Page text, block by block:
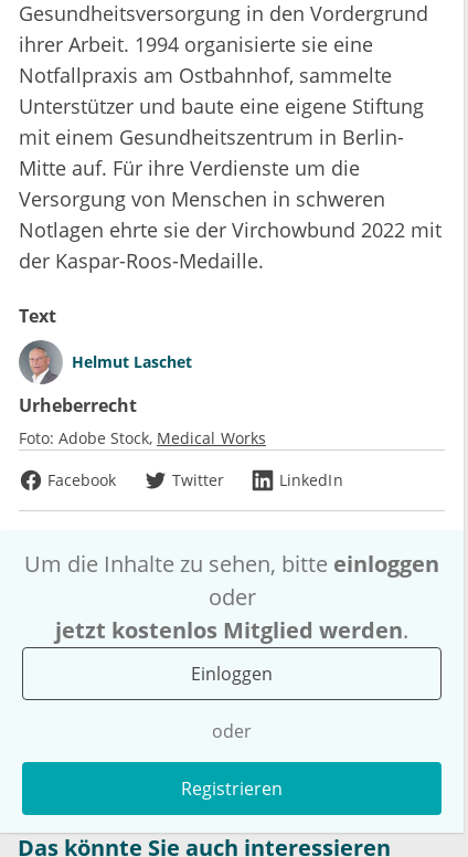
Gesundheitsversorgung in den Vordergrund
ihrer Arbeit. 1994 organisierte sie eine
Notfallpraxis am Ostbahnhof, sammelte
Unterstützer und baute eine eigene Stiftung
mit einem Gesundheitszentrum in Berlin-
Mitte auf. Für ihre Verdienste um die
Versorgung von Menschen in schweren
Notlagen ehrte sie der Virchowbund 2022 mit
der Kaspar-Roos-Medaille.
Text
Helmut Laschet
Urheberrecht
Foto: Adobe Stock Medical Works
Facebook
Twitter LinkedIn
Um die Inhalte zu sehen, bitte einloggen
oder
jetzt kostenlos Mitglied werden.
Einloggen
oder
Registrieren
Das könnte Sie auch interessieren